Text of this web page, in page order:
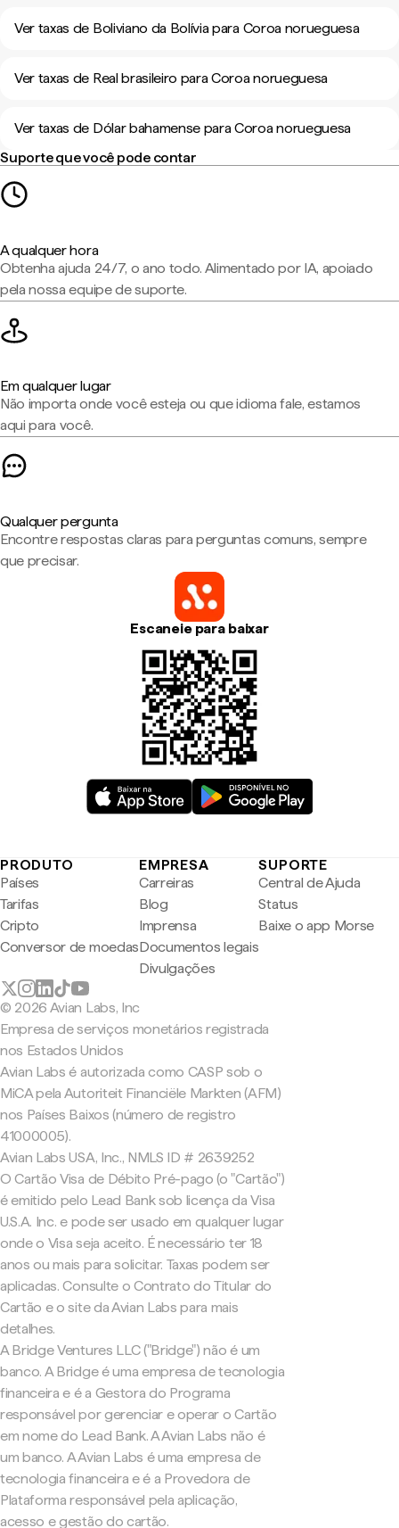
Ver taxas de Boliviano da Bolívia para Coroa norueguesa
Ver taxas de Real brasileiro para Coroa norueguesa
Ver taxas de Dólar bahamense para Coroa norueguesa
Suporte que você pode contar
A qualquer hora
Obtenha ajuda 24/7, o ano todo. Alimentado por IA, apoiado
pela nossa equipe de suporte.
Em qualquer lugar
Não importa onde você esteja ou que idioma fale, estamos
aqui para você.
Qualquer pergunta
Encontre respostas claras para perguntas comuns, sempre
que precisar.
Escaneie para baixar
PRODUTO
Países
Tarifas
Cripto
Conversor de moedas
EMPRESA
Carreiras
Blog
Imprensa
Documentos legais
Divulgações
SUPORTE
Central de Ajuda
Status
Baixe o app Morse
© 2026 Avian Labs, Inc
Empresa de serviços monetários registrada
nos Estados Unidos
Avian Labs é autorizada como CASP sob o
MiCA pela Autoriteit Financiële Markten (AFM)
nos Países Baixos (número de registro
41000005).
Avian Labs USA, Inc., NMLS ID # 2639252
O Cartão Visa de Débito Pré-pago (o "Cartão")
é emitido pelo Lead Bank sob licença da Visa
U.S.A. Inc. e pode ser usado em qualquer lugar
onde o Visa seja aceito. É necessário ter 18
anos ou mais para solicitar. Taxas podem ser
aplicadas. Consulte o Contrato do Titular do
Cartão e o site da Avian Labs para mais
detalhes.
A Bridge Ventures LLC ("Bridge") não é um
banco. A Bridge é uma empresa de tecnologia
financeira e é a Gestora do Programa
responsável por gerenciar e operar o Cartão
em nome do Lead Bank. A Avian Labs não é
um banco. A Avian Labs é uma empresa de
tecnologia financeira e é a Provedora de
Plataforma responsável pela aplicação,
acesso e gestão do cartão.